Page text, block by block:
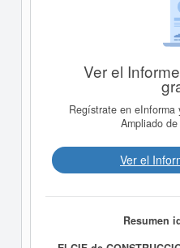
Ver el
Regístrate en eInforma
Ampliado
Ver el
Resumen